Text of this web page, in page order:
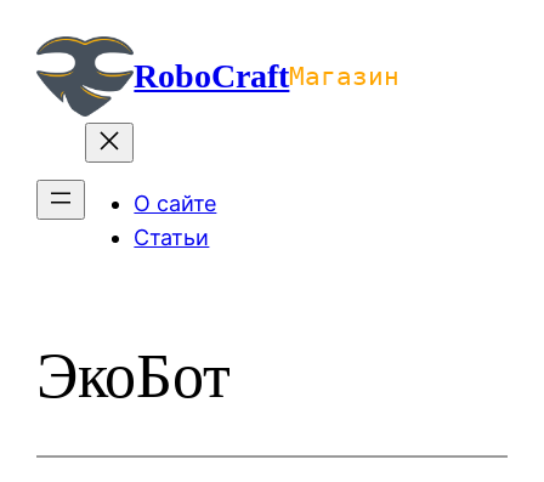
содержимомуRoboCraftМагазин
О сайте
Статьи
ЭкоБот